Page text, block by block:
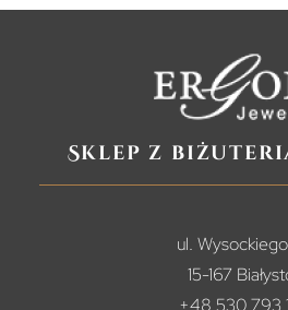
Sklep z
ul.
15-167
+48 530 793